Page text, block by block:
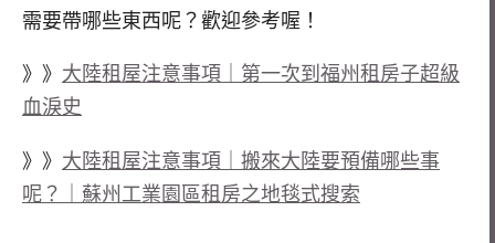
需要帶哪些東西呢？歡迎參考喔！
》》 大陸租屋注意事項｜第一次到福州租房子超級
血淚史
》》 大陸租屋注意事項｜搬來大陸要預備哪些事
呢？｜蘇州工業園區租房之地毯式搜索